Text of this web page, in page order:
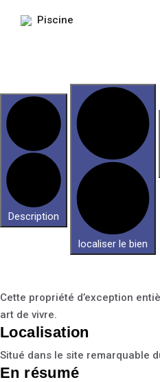
Piscine
Description
localiser le bien
Cette propriété d’exception
art de vivre.
Localisation
Situé dans le site remarquable
En résumé